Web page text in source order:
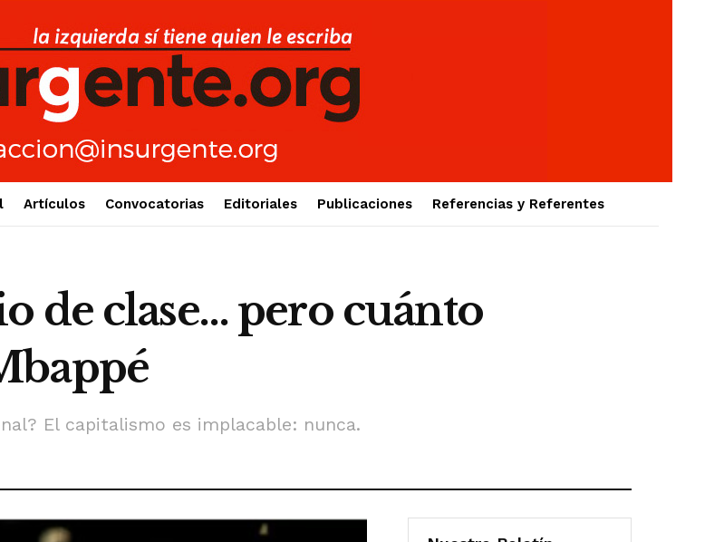
Artículos Convocatorias Editoriales Publicaciones Referencias y Referentes
de clase… pero cuánto
El capitalismo es implacable: nunca.